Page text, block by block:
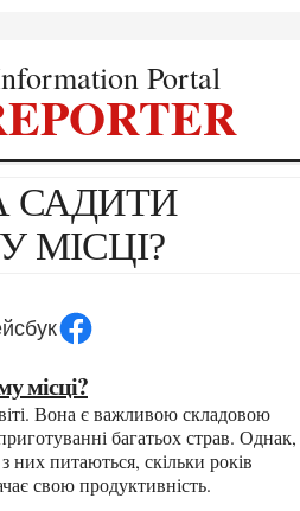
Information Portal
REPORTER
місці?
багатьох страв. Однак,
них питаються, скільки років
свою продуктивність.